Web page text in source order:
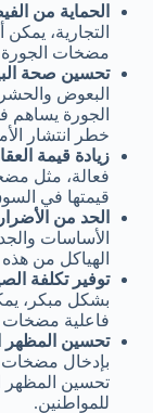
الحماية من
التجارية،
مضخات الجورة
تحسين صحة
البعوض
الجورة يساهم
خطر انتشار
زيادة قيمة
فعالة، مثل
قيمتها في
الحد من الأضرار
الأساسات
الهياكل من
توفير تكلفة
بشكل مبكر،
فاعلية مضخات
تحسين المظهر
بإدخال مضخات
تحسين المظهر
للمواطنين.